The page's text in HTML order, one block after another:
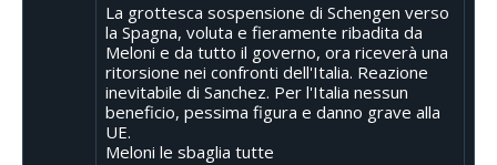
La grottesca sospensione di Schengen verso
la Spagna, voluta e fieramente ribadita da
Meloni e da tutto il governo, ora riceverà una
ritorsione nei confronti dell'Italia. Reazione
inevitabile di Sanchez. Per l'Italia nessun
beneficio, pessima figura e danno grave alla
UE.
Meloni le sbaglia tutte